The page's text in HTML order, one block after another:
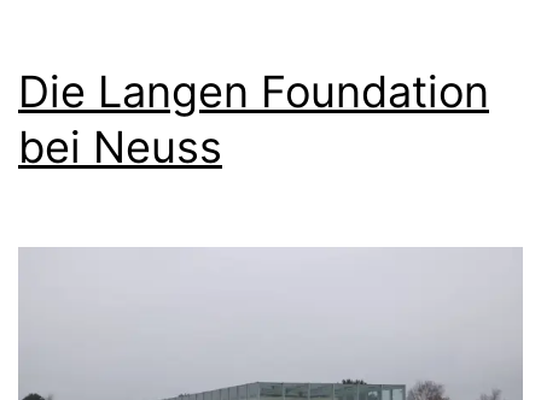
Die Langen Foundation
bei Neuss